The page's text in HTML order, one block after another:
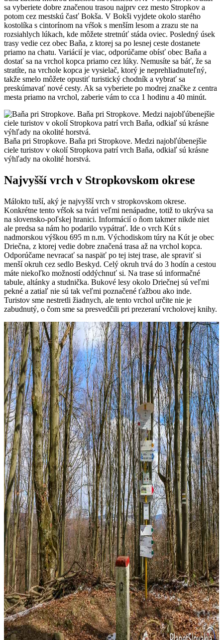
sa vyberiete dobre značenou trasou najprv cez mesto Stropkov a
potom cez mestskú časť Bokša. V Bokši vyjdete okolo starého
kostolíka s cintorínom na vŕšok s menším lesom a zrazu ste na
rozsiahlych lúkach, kde môžete stretnúť stáda oviec. Posledný úsek
trasy vedie cez obec Baňa, z ktorej sa po lesnej ceste dostanete
priamo na chatu. Variácií je viac, odporúčame obísť obec Baňa a
dostať sa na vrchol kopca priamo cez lúky. Nemusíte sa báť, že sa
stratíte, na vrchole kopca je vysielač, ktorý je neprehliadnuteľný,
takže smelo môžete opustiť turistický chodník a vybrať sa
preskúmavať nové cesty. Ak sa vyberiete po modrej značke z centra
mesta priamo na vrchol, zaberie vám to cca 1 hodinu a 40 minút.
Baňa pri Stropkove. Baňa pri Stropkove. Medzi najobľúbenejšie
ciele turistov v okolí Stropkova patrí vrch Baňa, odkiaľ sú krásne
výhľady na okolité horstvá.
Najvyšší vrch v Stropkovskom okrese
Málokto tuší, aký je najvyšší vrch v stropkovskom okrese.
Konkrétne tento vŕšok sa tvári veľmi nenápadne, totiž to ukrýva sa
na slovensko-poľskej hranici. Informácií o ňom takmer nikde niet
ale predsa sa nám ho podarilo vypátrať. Ide o vrch Kút s
nadmorskou výškou 695 m n.m. Východiskom túry na Kút je obec
Driečna, z ktorej vedie dobre značená trasa až na vrchol kopca.
Odporúčame nevracať sa naspäť po tej istej trase, ale spraviť si
menší okruh cez sedlo Beskyd. Celý okruh trvá do 3 hodín a cestou
máte niekoľko možností oddýchnuť si. Na trase sú informačné
tabule, altánky a studnička. Bukové lesy okolo Driečnej sú veľmi
pekné a zatiaľ nie sú tak veľmi poznačené ťažbou ako inde.
Turistov sme nestretli žiadnych, ale tento vrchol určite nie je
zabudnutý, o čom sme sa presvedčili pri prezeraní vrcholovej knihy.